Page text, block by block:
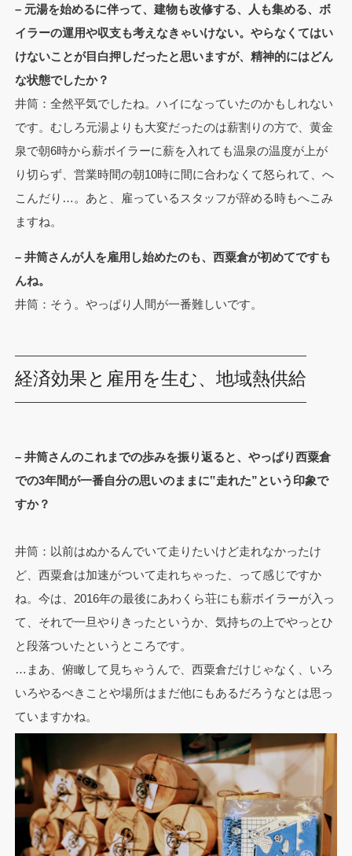
– 元湯を始めるに伴って、建物も改修する、人も集める、ボ
イラーの運用や収支も考えなきゃいけない。やらなくてはい
けないことが目白押しだったと思いますが、精神的にはどん
な状態でしたか？
井筒：全然平気でしたね。ハイになっていたのかもしれない
です。むしろ元湯よりも大変だったのは薪割りの方で、黄金
泉で朝6時から薪ボイラーに薪を入れても温泉の温度が上が
り切らず、営業時間の朝10時に間に合わなくて怒られて、へ
こんだり…。あと、雇っているスタッフが辞める時もへこみ
ますね。
– 井筒さんが人を雇用し始めたのも、西粟倉が初めてですも
んね。
井筒：そう。やっぱり人間が一番難しいです。
経済効果と雇用を生む、地域熱供給
– 井筒さんのこれまでの歩みを振り返ると、やっぱり西粟倉
での3年間が一番自分の思いのままに‟走れた”という印象で
すか？
井筒：以前はぬかるんでいて走りたいけど走れなかったけ
ど、西粟倉は加速がついて走れちゃった、って感じですか
ね。今は、2016年の最後にあわくら荘にも薪ボイラーが入っ
て、それで一旦やりきったというか、気持ちの上でやっとひ
と段落ついたというところです。
…まあ、俯瞰して見ちゃうんで、西粟倉だけじゃなく、いろ
いろやるべきことや場所はまだ他にもあるだろうなとは思っ
ていますかね。